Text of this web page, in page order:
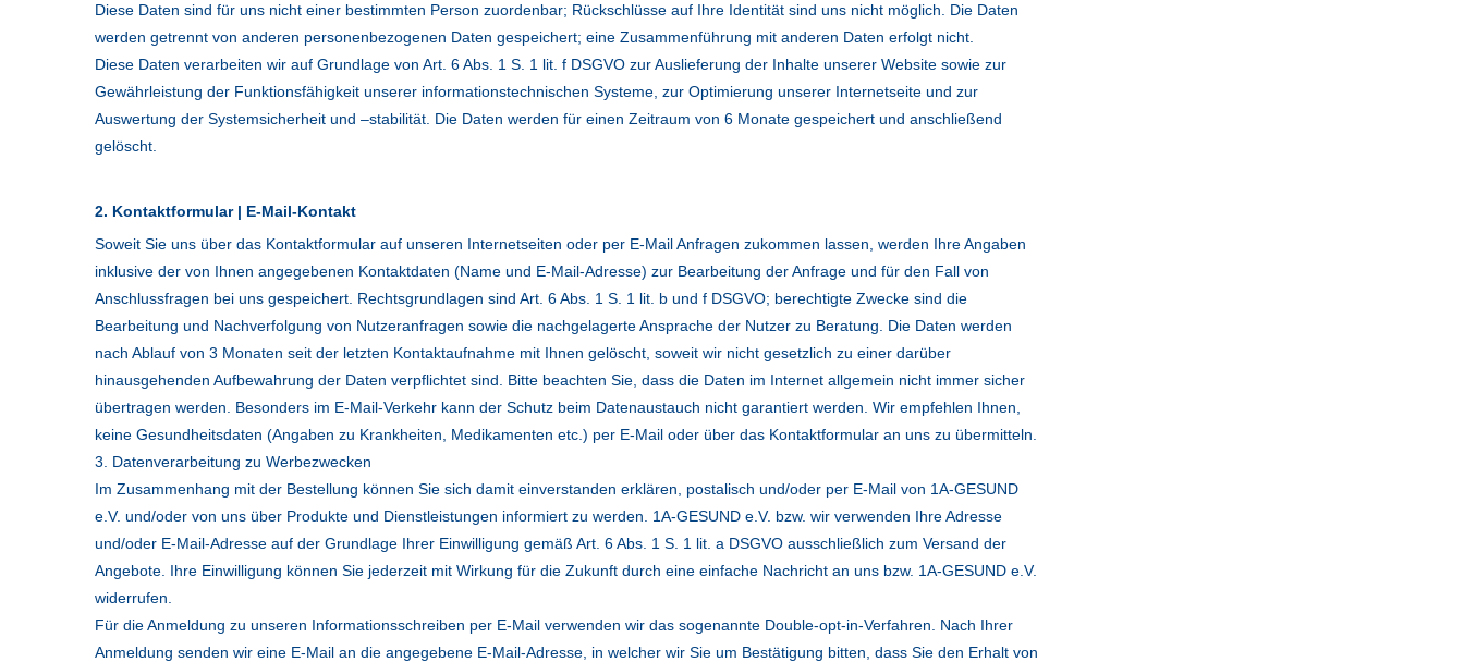
Diese Daten sind für uns nicht einer bestimmten Person zuordenbar; Rückschlüsse auf Ihre Identität sind uns nicht möglich. Die Daten
werden getrennt von anderen personenbezogenen Daten gespeichert; eine Zusammenführung mit anderen Daten erfolgt nicht.
Diese Daten verarbeiten wir auf Grundlage von Art. 6 Abs. 1 S. 1 lit. f DSGVO zur Auslieferung der Inhalte unserer Website sowie zur
Gewährleistung der Funktionsfähigkeit unserer informationstechnischen Systeme, zur Optimierung unserer Internetseite und zur
Auswertung der Systemsicherheit und –stabilität. Die Daten werden für einen Zeitraum von 6 Monate gespeichert und anschließend
gelöscht.
2. Kontaktformular | E-Mail-Kontakt
Soweit Sie uns über das Kontaktformular auf unseren Internetseiten oder per E-Mail Anfragen zukommen lassen, werden Ihre Angaben
inklusive der von Ihnen angegebenen Kontaktdaten (Name und E-Mail-Adresse) zur Bearbeitung der Anfrage und für den Fall von
Anschlussfragen bei uns gespeichert. Rechtsgrundlagen sind Art. 6 Abs. 1 S. 1 lit. b und f DSGVO; berechtigte Zwecke sind die
Bearbeitung und Nachverfolgung von Nutzeranfragen sowie die nachgelagerte Ansprache der Nutzer zu Beratung. Die Daten werden
nach Ablauf von 3 Monaten seit der letzten Kontaktaufnahme mit Ihnen gelöscht, soweit wir nicht gesetzlich zu einer darüber
hinausgehenden Aufbewahrung der Daten verpflichtet sind. Bitte beachten Sie, dass die Daten im Internet allgemein nicht immer sicher
übertragen werden. Besonders im E-Mail-Verkehr kann der Schutz beim Datenaustauch nicht garantiert werden. Wir empfehlen Ihnen,
keine Gesundheitsdaten (Angaben zu Krankheiten, Medikamenten etc.) per E-Mail oder über das Kontaktformular an uns zu übermitteln.
3. Datenverarbeitung zu Werbezwecken
Im Zusammenhang mit der Bestellung können Sie sich damit einverstanden erklären, postalisch und/oder per E-Mail von 1A-GESUND
e.V. und/oder von uns über Produkte und Dienstleistungen informiert zu werden. 1A-GESUND e.V. bzw. wir verwenden Ihre Adresse
und/oder E-Mail-Adresse auf der Grundlage Ihrer Einwilligung gemäß Art. 6 Abs. 1 S. 1 lit. a DSGVO ausschließlich zum Versand der
Angebote. Ihre Einwilligung können Sie jederzeit mit Wirkung für die Zukunft durch eine einfache Nachricht an uns bzw. 1A-GESUND e.V.
widerrufen.
Für die Anmeldung zu unseren Informationsschreiben per E-Mail verwenden wir das sogenannte Double-opt-in-Verfahren. Nach Ihrer
Anmeldung senden wir eine E-Mail an die angegebene E-Mail-Adresse, in welcher wir Sie um Bestätigung bitten, dass Sie den Erhalt von